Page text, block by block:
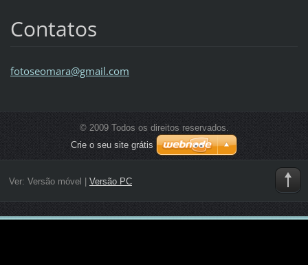
Contatos
fotoseomara@gmail.com
© 2009 Todos os direitos reservados.
Crie o seu site grátis
Ver: Versão móvel Versão PC